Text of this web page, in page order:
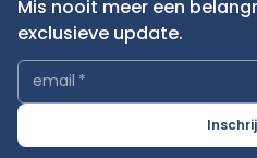
Mis nooit meer een
exclusieve update.
email *